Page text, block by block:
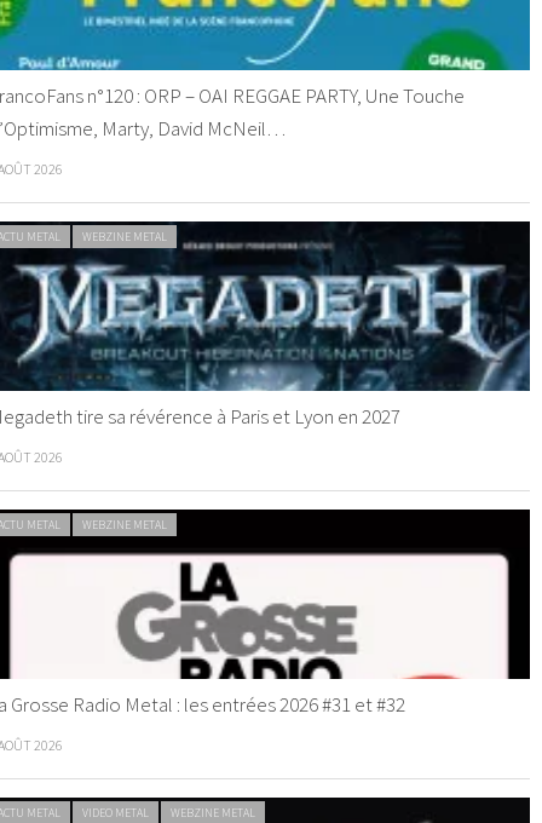
n°120 : ORP – OAI REGGAE PARTY, Une Touche
Marty, David McNeil…
2026
METAL WEBZINE METAL
tire sa révérence à Paris et Lyon en 2027
2026
METAL WEBZINE METAL
Grosse Radio Metal : les entrées 2026 #31 et #32
2026
METAL VIDEO METAL WEBZINE METAL